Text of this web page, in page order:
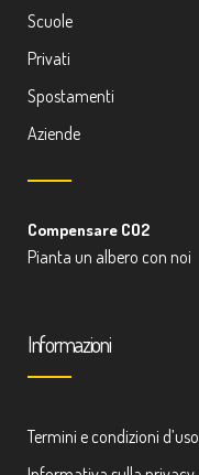
Scuole
Privati
Spostamenti
Aziende
Compensare CO2
Pianta un albero con noi
Informazioni
Termini e condizioni d’uso